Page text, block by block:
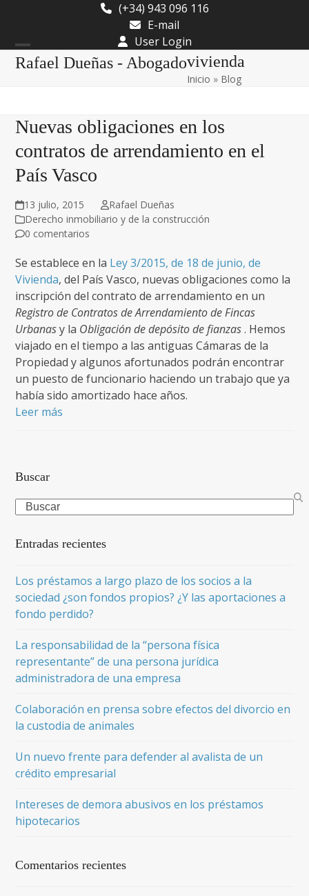
content
(+34) 943 096 116
E-mail
User Login
Rafael Dueñas - Abogado
Open
Close
vivienda
Inicio » Blog
Nuevas obligaciones en los
contratos de arrendamiento en el
País Vasco
13 julio, 2015
Rafael Dueñas
Derecho inmobiliario y de la construcción
0 comentarios
Se establece en la Ley 3/2015, de 18 de junio, de
Vivienda, del País Vasco, nuevas obligaciones como la
inscripción del contrato de arrendamiento en un
Registro de Contratos de Arrendamiento de Fincas
Urbanasy la Obligación de depósito de fianzas. Hemos
viajado en el tiempo a las antiguas Cámaras de la
Propiedad y algunos afortunados podrán encontrar
un puesto de funcionario haciendo un trabajo que ya
había sido amortizado hace años.
Leer más
Buscar
Search
Entradas recientes
Los préstamos a largo plazo de los socios a la
sociedad ¿son fondos propios? ¿Y las aportaciones a
fondo perdido?
La responsabilidad de la “persona física
representante” de una persona jurídica
administradora de una empresa
Colaboración en prensa sobre efectos del divorcio en
la custodia de animales
Un nuevo frente para defender al avalista de un
crédito empresarial
Intereses de demora abusivos en los préstamos
hipotecarios
Comentarios recientes